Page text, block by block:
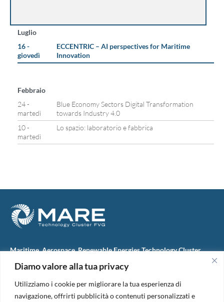
Diamo valore alla tua privacy
Utilizziamo i cookie per migliorare la tua esperienza di
navigazione, offrirti pubblicità o contenuti personalizzati e
Luglio
16 -
giovedì
ECCENTRIC – AI perspectives for Maritime
Innovation
Febbraio
24 -
martedì
Blue Economy Sectors Digital Transformation
towards Industry 4.0
10 -
martedì
Lo spazio: laboratorio e fabbrica
Maritime, Aerospace, Renewable Energies Technology Cluster
M.A.R.E. TC FVG S.c.ar.l.
34074 Monfalcone (Italy)
tel. +39 0481 723440